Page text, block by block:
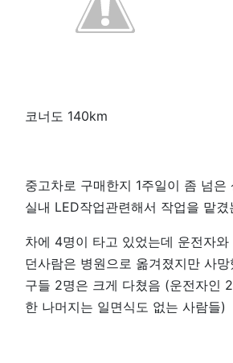
코너도 140km
중고차로 구매한지 1주일이 좀 넘은
실내 LED작업관련해서 작업을 맡겼
차에 4명이 타고 있었는데 운전자
던사람은 병원으로 옮겨졌지만 사
구들 2명은 크게 다쳤음 (운전자인
한 나머지는 일면식도 없는 사람들)